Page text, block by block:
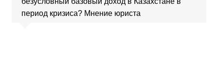
период кризиса? Мнение юриста